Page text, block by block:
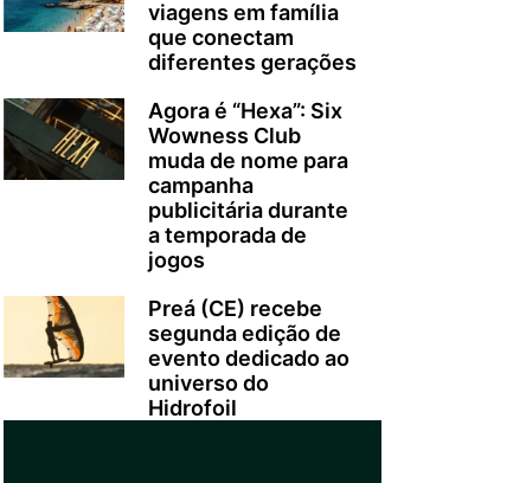
viagens em família
que conectam
diferentes gerações
Agora é “Hexa”: Six
Wowness Club
muda de nome para
campanha
publicitária durante
a temporada de
jogos
Preá (CE) recebe
segunda edição de
evento dedicado ao
universo do
Hidrofoil